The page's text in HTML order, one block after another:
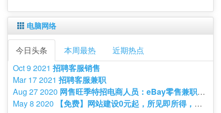
电脑网络
今日头条 本周最热
近期热点
Oct 9 2021 招聘客服销售
Mar 17 2021 招聘客服兼职
Aug 27 2020 网售旺季特招电商人员：eBay零售兼职人员 - 兼职/合作
May 8 2020
【免费】网站建设0元起，所见即所得，真正会打字就会建网站。北